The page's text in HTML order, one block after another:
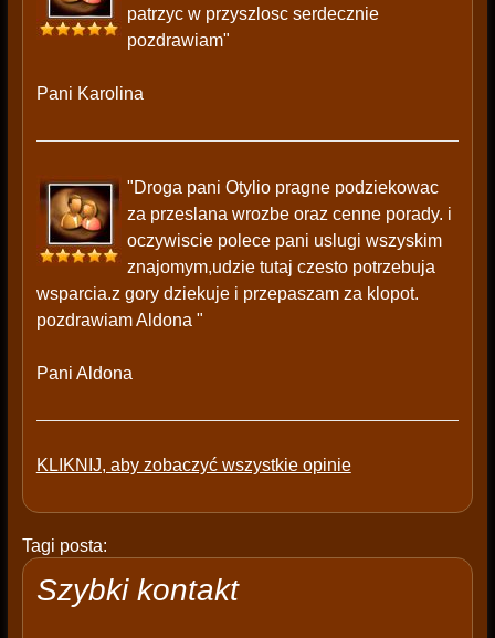
patrzyc w przyszlosc serdecznie
pozdrawiam"
Pani Karolina
"Droga pani Otylio pragne podziekowac
za przeslana wrozbe oraz cenne porady. i
oczywiscie polece pani uslugi wszyskim
znajomym,udzie tutaj czesto potrzebuja
wsparcia.z gory dziekuje i przepaszam za klopot.
pozdrawiam Aldona "
Pani Aldona
KLIKNIJ, aby zobaczyć wszystkie opinie
Tagi posta:
Szybki kontakt